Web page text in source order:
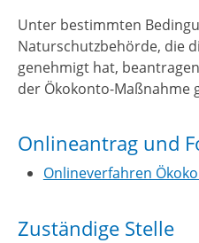
Unter bestimmten
Naturschutzbehörde, die
genehmigt hat,
der Ökokonto-Maßnahme
Onlineantrag und
Onlineverfahren
Zuständige Stelle